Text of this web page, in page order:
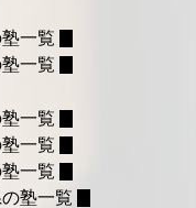
一覧
一覧
一覧
一覧
一覧
塾一覧